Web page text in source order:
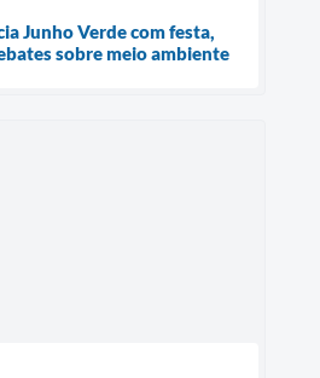
Junho Verde com festa,
sobre meio ambiente